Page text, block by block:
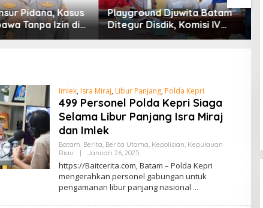
Djuwita Batam
Komisi IV
Sidak
Silaturahmi Pengurus PRI
Kepri Bahas Persiapan HUT
Ke-1 dan Penguatan
Imlek, Isra Miraj, Libur Panjang, Polda Kepri
499 Personel Polda Kepri Siaga
Selama Libur Panjang Isra Miraj
dan Imlek
Batam, Berita, Berita Utama, Kepolisian, Kepulauan
Riau
| Januari 26, 2025
L
E
H
R
E
D
https://Baitcerita.com, Batam – Polda Kepri
mengerahkan personel gabungan untuk
pengamanan libur panjang nasional